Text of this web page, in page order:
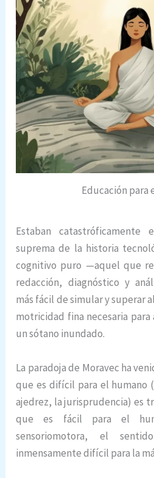
Educación para
Estaban catastróficamente
suprema de la historia
cognitivo puro —aquel que
redacción, diagnóstico y
más fácil de simular y superar
motricidad fina necesaria
un sótano inundado.
La paradoja de Moravec ha
que es difícil para el humano
ajedrez, la jurisprudencia) es
que es fácil para el
sensoriomotora, el
inmensamente difícil para la